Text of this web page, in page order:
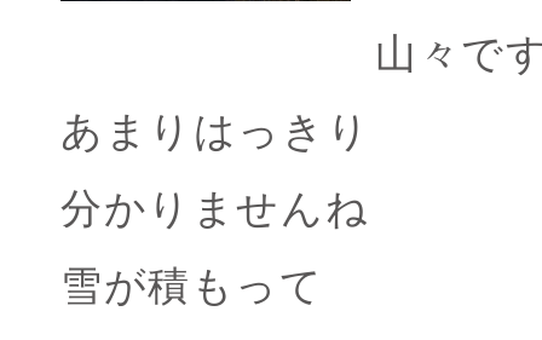
山々で
あまりはっきり
分かりませんね
雪が積もって